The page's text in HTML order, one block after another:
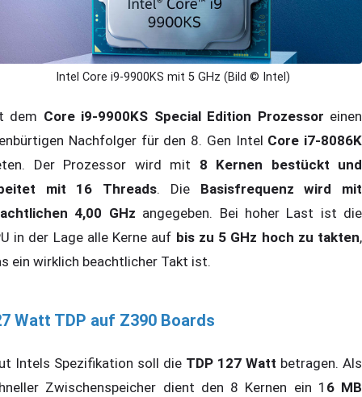
Intel Core i9-9900KS mit 5 GHz (Bild © Intel)
dem Core i9-9900KS Special Edition Prozessor einen
Nachfolger für den 8. Gen Intel Core i7-8086K
Der Prozessor wird mit 8 Kernen bestückt und
mit 16 Threads. Die Basisfrequenz wird mit
4,00 GHz angegeben. Bei hoher Last ist die
in der Lage alle Kerne auf bis zu 5 GHz hoch zu takten,
ein wirklich beachtlicher Takt ist.
Watt TDP auf Z390 Boards
Intels Spezifikation soll die TDP 127 Watt betragen. Als
Zwischenspeicher dient den 8 Kernen ein 1 6 MB